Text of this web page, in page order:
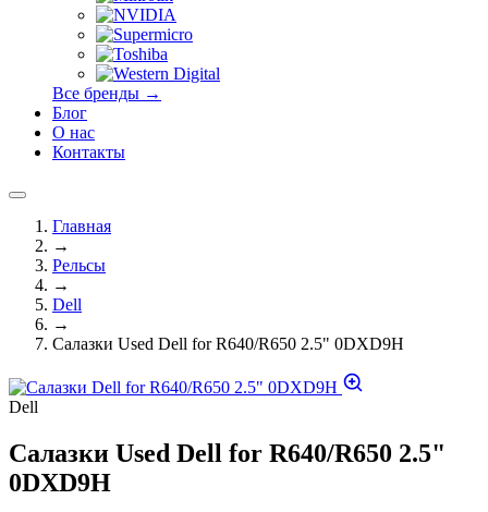
Все бренды →
Блог
О нас
Контакты
Главная
→
Рельсы
→
Dell
→
Салазки Used Dell for R640/R650 2.5" 0DXD9H
Dell
Салазки Used Dell for R640/R650 2.5"
0DXD9H